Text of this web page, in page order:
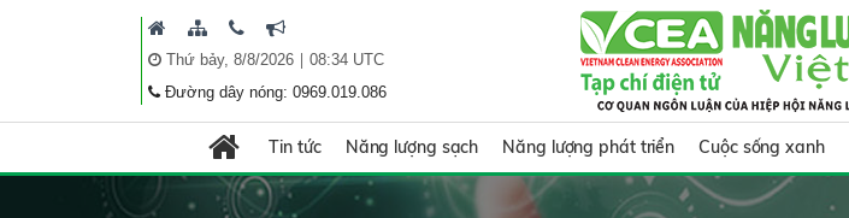
Thứ bảy, 8/8/2026| 08:34 UTC
Đường dây nóng: 0969.019.086
Tin tức Năng lượng sạch Năng lượng phát triển Cuộc sống xanh